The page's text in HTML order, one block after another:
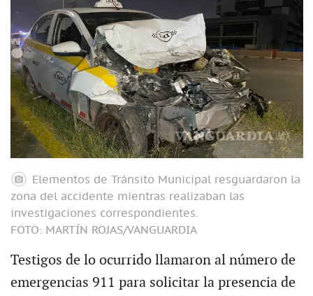
Elementos de Tránsito Municipal resguardaron la
zona del accidente mientras realizaban las
investigaciones correspondientes.
FOTO: MARTÍN ROJAS/VANGUARDIA
Testigos de lo ocurrido llamaron al número de
emergencias 911 para solicitar la presencia de